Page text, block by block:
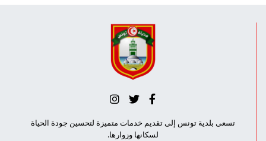
تسعى بلدية تونس إلى تقديم خدمات متميزة لتحسين جودة الحياة
لسكانها وزوارها.